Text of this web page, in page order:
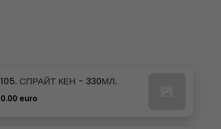
105. СПРАЙТ КЕН - 330МЛ.
0.00 euro